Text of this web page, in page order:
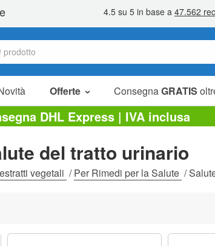
Offerte ConsegnaGRATIS
Articoli in offerta
Pacchetti
Liquidazione
DHL Express | IVA inclusa
del tratto urinario
vegetali /Per Rimedi per la Salute /